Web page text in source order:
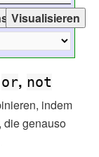
or, not
indem
die genauso